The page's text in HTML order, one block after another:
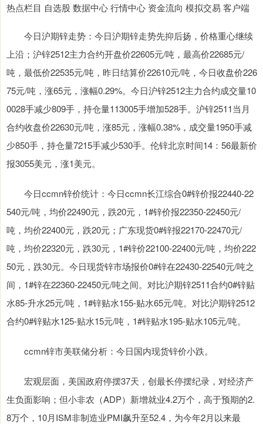
热点栏目 自选股 数据中心 行情中心 资金流向 模拟交易 客户端
今日沪期锌走势：今日沪期锌走势先抑后扬，价格重心继续
上沿；沪锌2512主力合约开盘价22605元/吨，最高价22685元/
吨，最低价22535元/吨，昨日结算价22610元/吨，今日收盘价226
75元/吨，涨65元，涨幅0.29%。今日沪锌2512主力合约成交量10
0028手减少809手，持仓量113005手增加528手。沪锌2511当月
合约收盘价22630元/吨，涨85元，涨幅0.38%，成交量1950手减
少850手，持仓量7215手减少530手。伦锌北京时间14：56最新价
报3055美元，涨1美元。
今日ccmn锌价统计：今日ccmn长江综合0#锌价报22440-22
540元/吨，均价22490元，跌20元，1#锌价报22350-22450元/
吨，均价22400元，跌20元；广东现货0#锌报22170-22470元/
吨，均价22320元，跌30元，1#锌价22100-22400元/吨，均价222
50元，跌30元。今日现货锌市场报价0#锌在22430-22540元/吨之
间，1#锌在22360-22450元/吨之间。对比沪期锌2511合约0#锌贴
水85-升水25元/吨，1#锌贴水155-贴水65元/吨。对比沪期锌2512
合约0#锌贴水125-贴水15元/吨，1#锌贴水195-贴水105元/吨。
ccmn锌市美联储分析：今日国内现货锌价小跌。
宏观层面，美国政府停摆37天，创最长停摆纪录，对经济产
生负面影响；但小非农（ADP）新增就业4.2万个，高于预期的2.
8万个，10月ISM非制造业PMI飙升至52.4，为今年2月以来最